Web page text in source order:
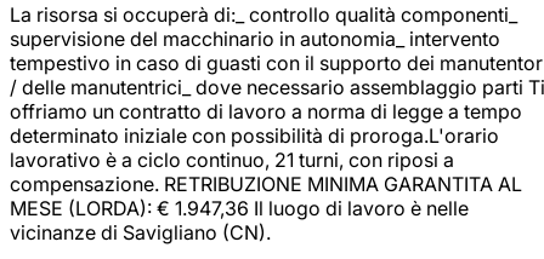
La risorsa si occuperà di:_ controllo qualità componenti_
supervisione del macchinario in autonomia_ intervento
tempestivo in caso di guasti con il supporto dei
/ delle manutentrici_ dove necessario assemblaggio parti Ti
offriamo un contratto di lavoro a norma di legge a tempo
determinato iniziale con possibilità di proroga.L'orario
lavorativo è a ciclo continuo, 21 turni, con riposi a
compensazione. RETRIBUZIONE MINIMA GARANTITA AL
MESE (LORDA): € 1.947,36 Il luogo di lavoro è nelle
vicinanze di Savigliano (CN).